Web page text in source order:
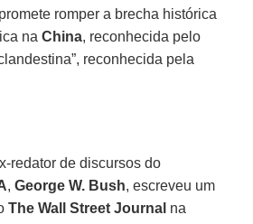
romper a brecha histórica
naChina, reconhecida pelo
reconhecida pela
redator de discursos do
,George W. Bush, escreveu um
The Wall Street Journal na